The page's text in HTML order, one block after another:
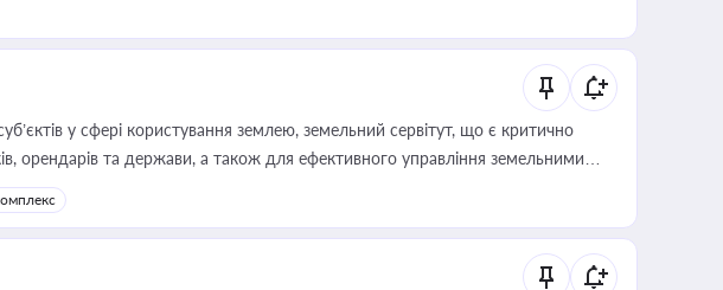
у сфері користування землею, земельний сервітут, що є критично
орендарів та держави, а також для ефективного управління земельними